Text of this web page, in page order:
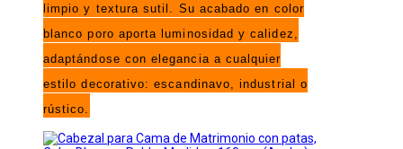
limpio y textura sutil. Su acabado en color
blanco poro aporta luminosidad y calidez,
adaptándose con elegancia a cualquier
estilo decorativo: escandinavo, industrial o
rústico.